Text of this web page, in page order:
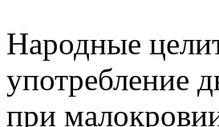
Народные
употребление
при